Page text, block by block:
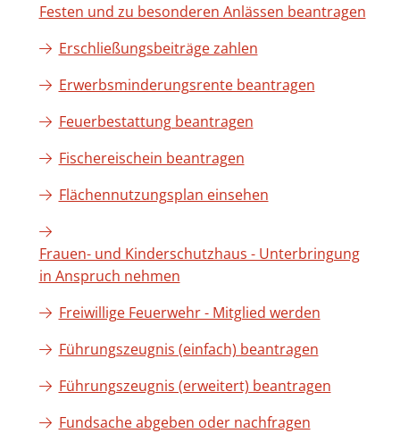
Festen und zu besonderen Anlässen beantragen
Erschließungsbeiträge zahlen
Erwerbsminderungsrente beantragen
Feuerbestattung beantragen
Fischereischein beantragen
Flächennutzungsplan einsehen
Frauen- und Kinderschutzhaus - Unterbringung
in Anspruch nehmen
Freiwillige Feuerwehr - Mitglied werden
Führungszeugnis (einfach) beantragen
Führungszeugnis (erweitert) beantragen
Fundsache abgeben oder nachfragen